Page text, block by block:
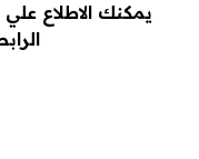
يمكنك الاطلاع